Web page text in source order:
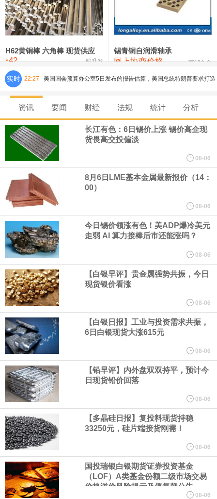
铸造铝合金锭(ZLD104) 24,100—24,300 24,200
压铸锌合金锭 26,250—26,450
氯化镍 38,300—40,300 39,300 0
H62黄铜棒 六角棒 现货供应
¥42 锦升发
锡青铜自润滑轴承
网上协商价格 芜湖合金
实时 22:27 美国国会预算办公室5日发布的报告估算，美国总统特朗普要求打造
的海军全新核动力“黄金舰队”可能需要在今后数十年间支出约2750
亿美元。其中，首艘“特朗普级”战列舰“无畏”号预估造价比原来至少
高50%。
芝加哥期权交易所全球市场公司（CBOE GLOBAL MARKETS
INC）：CBOE 欧洲清算所将于 8 月 24 日起，将证券融资交易清算
业务拓展至固定收益品类。
周四，亚洲科技股下跌，跟随隔夜交易中回调的美国同行，凸显了
全球科技股波动性的加剧。 日本市场中，软银股价收盘下跌4.4%，
芯片设备制造商东京电子股价下跌近6%，日本存储芯片制造商铠侠
股价下跌超过10%。
WPP股价料创1992年以来最大单日涨幅，上涨25%至11个月高位。
谷歌规划的印度数据中心枢纽建设工作正在如火如荼推进，项目所
在地上方的山坡已经被开挖，露出赤红土层，并修出层层台地。但
环保人士的反对声浪持续高涨，给这家美国科技巨头总规模 150 亿
美元的项目制造重重阻碍
欧股开盘涨跌不一，德国DAX指数跌0.29%，英国富时100指数涨
0.08%，法国CAC40指数涨0.03%，欧洲斯托克50指数跌0.15%，
资讯 要闻 财经 法规 统计 分析
长江有色：6日锡价上涨 锡价高企现
货畏高交投偏淡
08-06
8月6日LME基本金属最新报价（14：
00）
08-06
今日锡价领涨有色！美ADP爆冷美元
走弱 AI 算力接棒后市还能涨吗？
08-06
【白银早评】贵金属强势共振，今日
现货银价看涨
08-06
【白银日报】工业与投资需求共振，
6日白银现货大涨615元
08-06
【铅早评】内外盘双双持平，预计今
日现货铅价回落
08-06
【多晶硅日报】复投料现货持稳
33250元，硅片端接货刚需！
08-06
国投瑞银白银期货证券投资基金
（LOF）A类基金份额二级市场交易
价格溢价风险提示及停复牌公告
08-06